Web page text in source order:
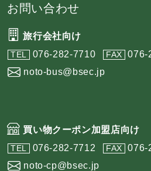
お問い合わせ
旅行会社向け
TEL 076-282-7710 FAX
076-
noto-bus@bsec.jp
買い物クーポン加盟店向け
TEL 076-282-7712 FAX
076-
noto-cp@bsec.jp